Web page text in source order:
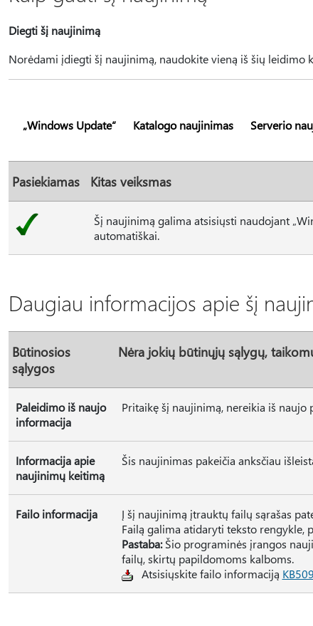
Diegti šį naujinimą
Norėdami įdiegti šį naujinimą, naudokite vieną iš šių leidimo
„Windows Update“ Katalogo naujinimas Serverio
Pasiekiamas Kitas veiksmas
Šį naujinimą galima atsisiųsti naudojant
automatiškai.
Daugiau informacijos apie šį
Būtinosios
sąlygos
Nėra jokių būtinųjų sąlygų,
Paleidimo iš naujo
informacija
Pritaikę šį naujinimą, nereikia iš naujo
Informacija apie
naujinimų keitimą
Šis naujinimas pakeičia anksčiau
Failo informacija
Į šį naujinimą įtrauktų failų sąrašas
Failą galima atidaryti teksto rengykle,
Pastaba:Šio programinės įrangos
failų, skirtų papildomoms kalboms.
Atsisiųskite failo informaciją